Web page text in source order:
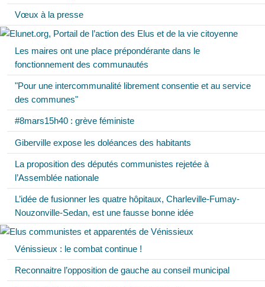
Vœux à la presse
Les maires ont une place prépondérante dans le
fonctionnement des communautés
"Pour une intercommunalité librement consentie et au service
des communes"
#8mars15h40 : grève féministe
Giberville expose les doléances des habitants
La proposition des députés communistes rejetée à
l’Assemblée nationale
L’idée de fusionner les quatre hôpitaux, Charleville-Fumay-
Nouzonville-Sedan, est une fausse bonne idée
Vénissieux : le combat continue !
Reconnaitre l’opposition de gauche au conseil municipal